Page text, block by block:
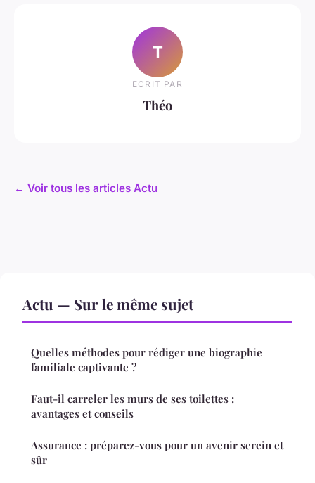
T
ECRIT PAR
Théo
← Voir tous les articles Actu
Actu — Sur le même sujet
Quelles méthodes pour rédiger une biographie
familiale captivante ?
Faut-il carreler les murs de ses toilettes :
avantages et conseils
Assurance : préparez-vous pour un avenir serein et
sûr